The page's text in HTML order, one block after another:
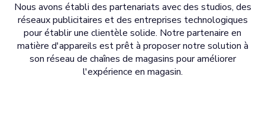
Nous avons établi des partenariats avec des studios, des
réseaux publicitaires et des entreprises technologiques
pour établir une clientèle solide. Notre partenaire en
matière d'appareils est prêt à proposer notre solution à
son réseau de chaînes de magasins pour améliorer
l'expérience en magasin.